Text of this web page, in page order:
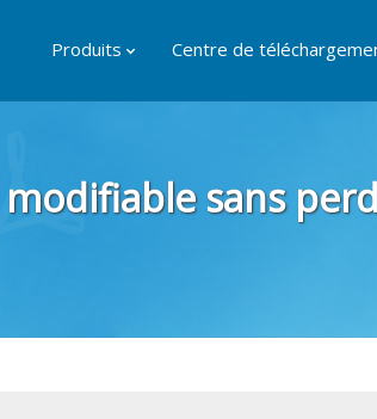
Produits Centre de
sans